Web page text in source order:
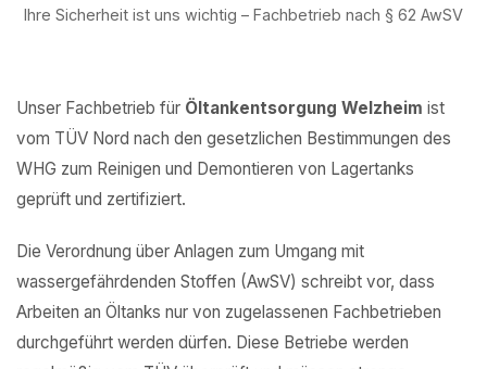
Ihre Sicherheit ist uns wichtig – Fachbetrieb nach § 62 AwSV
Unser Fachbetrieb für Öltankentsorgung Welzheim ist
vom TÜV Nord nach den gesetzlichen Bestimmungen des
WHG zum Reinigen und Demontieren von Lagertanks
geprüft und zertifiziert.
Die Verordnung über Anlagen zum Umgang mit
wassergefährdenden Stoffen (AwSV) schreibt vor, dass
Arbeiten an Öltanks nur von zugelassenen Fachbetrieben
durchgeführt werden dürfen. Diese Betriebe werden